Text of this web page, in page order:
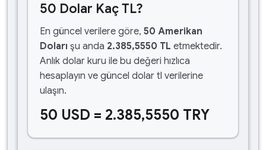
50 Dolar Kaç TL?
En güncel verilere göre, 50 Amerikan
Doları şu anda 2.385,5550 TL etmektedir.
Anlık dolar kuru ile bu değeri hızlıca
hesaplayın ve güncel dolar tl verilerine
ulaşın.
50 USD = 2.385,5550 TRY